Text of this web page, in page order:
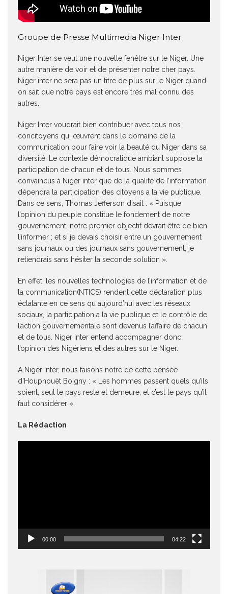
Groupe de Presse Multimedia Niger Inter
Niger Inter se veut une nouvelle fenêtre sur le Niger. Une
autre manière de voir et de présenter notre cher pays.
Niger inter ne sera pas un titre de plus sur le Niger quand
on sait que notre pays est encore très mal connu des
autres.
Niger Inter voudrait bien contribuer avec tous nos
concitoyens qui œuvrent dans le domaine de la
communication pour faire voir la beauté du Niger dans sa
diversité. Le contexte démocratique ambiant suppose la
participation de chacun et de tous. Nous sommes
convaincus à Niger inter que de la qualité de l’information
dépendra la participation des citoyens a la vie publique.
Dans ce sens, Thomas Jefferson disait : « Puisque
l’opinion du peuple constitue le fondement de notre
gouvernement, notre premier objectif devrait être de bien
l’informer ; et si je devais choisir entre un gouvernement
sans journaux ou des journaux sans gouvernement, je
retiendrais sans hésiter la seconde solution ».
En effet, les nouvelles technologies de l’information et de
la communication(NTICS) rendent cette déclaration plus
éclatante en ce sens qu aujourd’hui avec les réseaux
sociaux, la participation a la vie publique et le contrôle de
l’action gouvernementale sont devenus l’affaire de chacun
et de tous. Niger inter entend accompagner donc
l’opinion des Nigériens et des autres sur le Niger.
A Niger Inter, nous faisons notre de cette pensée
d’Houphouët Boigny : « Les hommes passent quels qu’ils
soient, seul le pays reste et demeure, et c’est le pays qu’il
faut considérer ».
La Rédaction
00:00 04:22